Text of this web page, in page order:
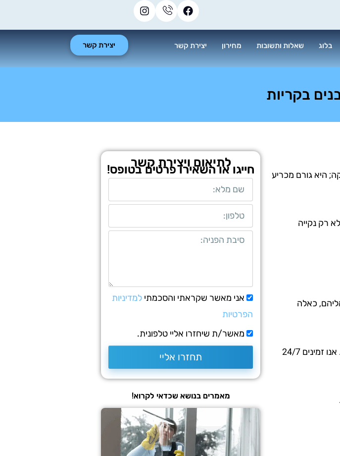
בלוג שאלות ותשובות מחירון יצירת קשר יצירת קשר
בקריות
היא גורם מכריע
רק נקייה
כאלה
אנו עובדים בשיתוף פעולה הדוק עם לקוחותינו כדי להבטיח שהצרכים שלהם יקבלו מענה מלא. אנו זמינים 24/7
לתיאום ויצירת קשר
חייגו או השאירו פרטים בטופס!
אני מאשר שקראתי והסכמתי למדיניות
הפרטיות
מאשר/ת שיחזרו אליי טלפונית.
תחזרו אליי
מאמרים בנושא שכדאי לקרוא!